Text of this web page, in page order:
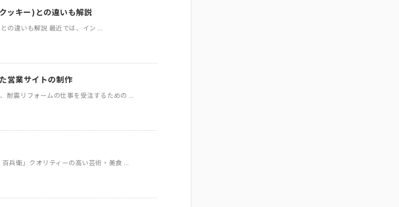
ッキー)との違いも解説
の違いも解説 最近では、イン ...
営業サイトの制作
耐震リフォームの仕事を受注するための ...
兵衛」クオリティーの高い芸術・美食 ...